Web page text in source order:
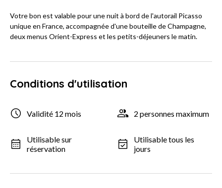
Votre bon est valable pour une nuit à bord de l'autorail Picasso
unique en France, accompagnée d'une bouteille de Champagne,
deux menus Orient-Express et les petits-déjeuners le matin.
Conditions d'utilisation
Validité 12 mois 2 personnes maximum
Utilisable sur
réservation
Utilisable tous les
jours